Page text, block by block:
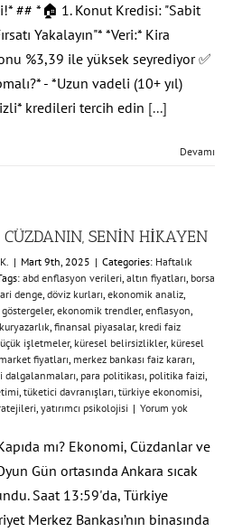
## *🏠 1. Konut Kredisi: "Sabit
Yakalayın"* *Veri:* Kira
%3,39 ile yüksek seyrediyor ✅
- *Uzun vadeli (10+ yıl)
kredileri tercih edin [...]
Devamı
CÜZDANIN, SENİN HİKAYEN
| Mart 9th, 2025 | Categories: Haftalık
abd enflasyon verileri, altın fiyatları, borsa
denge, döviz kurları, ekonomik analiz,
, ekonomik trendler, enflasyon,
, finansal piyasalar, kredi faiz
işletmeler, küresel belirsizlikler, küresel
market fiyatları, merkez bankası faiz kararı,
dalgalanmaları, para politikası, politika faizi,
, tüketici davranışları, türkiye ekonomisi,
, yatırımcı psikolojisi | Yorum yok
mı? Ekonomi, Cüzdanlar ve
Gün ortasında Ankara sıcak
Saat 13:59'da, Türkiye
Merkez Bankası’nın binasında